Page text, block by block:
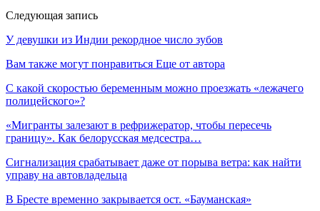
Следующая запись
У девушки из Индии рекордное число зубов
Вам также могут понравиться Еще от автора
С какой скоростью беременным можно проезжать «лежачего
полицейского»?
«Мигранты залезают в рефрижератор, чтобы пересечь
границу». Как белорусская медсестра…
Сигнализация срабатывает даже от порыва ветра: как найти
управу на автовладельца
В Бресте временно закрывается ост. «Бауманская»